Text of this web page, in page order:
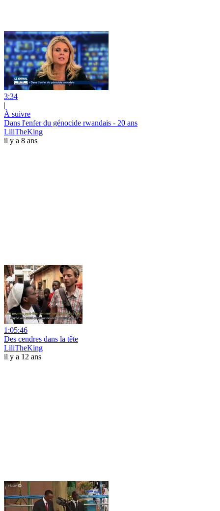
3:34
|
À suivre
Dans l'enfer du génocide rwandais - 20 ans
LiliTheKing
il y a 8 ans
1:05:46
Des cendres dans la tête
LiliTheKing
il y a 12 ans